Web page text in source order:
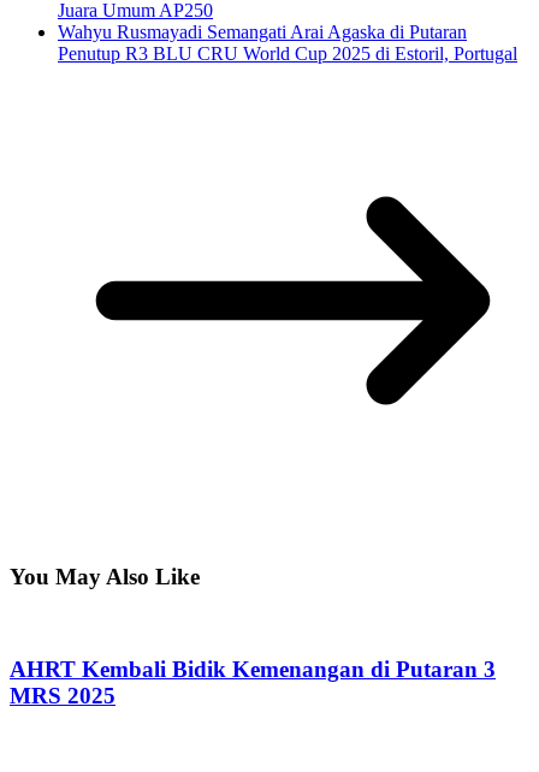
Juara Umum AP250
Wahyu Rusmayadi Semangati Arai Agaska di Putaran
Penutup R3 BLU CRU World Cup 2025 di Estoril, Portugal
You May Also Like
AHRT Kembali Bidik Kemenangan di Putaran 3
MRS 2025